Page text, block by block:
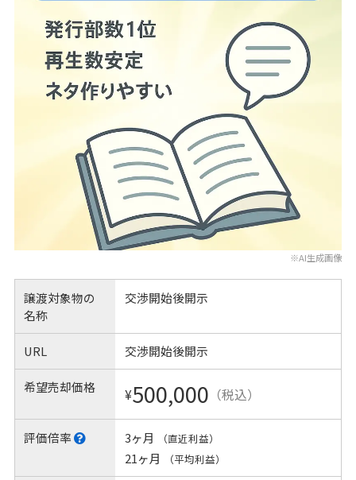
※AI生成画像
譲渡対象物の
名称
交渉開始後開示
URL 交渉開始後開示
希望売却価格 ¥500,000 （税込）
評価倍率 3ヶ月 （直近利益）
21ヶ月 （平均利益）